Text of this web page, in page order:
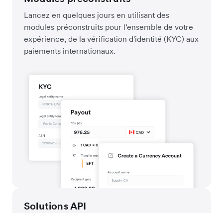
Lancez en quelques jours en utilisant des
modules préconstruits pour l’ensemble de votre
expérience, de la vérification d'identité (KYC) aux
paiements internationaux.
Solutions API